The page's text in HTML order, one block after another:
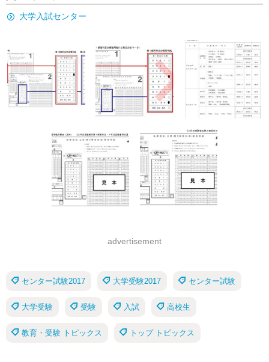
大学入試センター
advertisement
センター試験2017 大学受験2017 センター試験
大学受験 受験 入試 高校生
教育・受験 トピックス トップ トピックス